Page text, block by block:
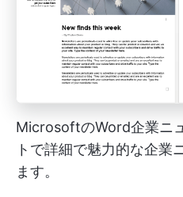
MicrosoftのWord企業ニ
トで詳細で魅力的な企業
ます。